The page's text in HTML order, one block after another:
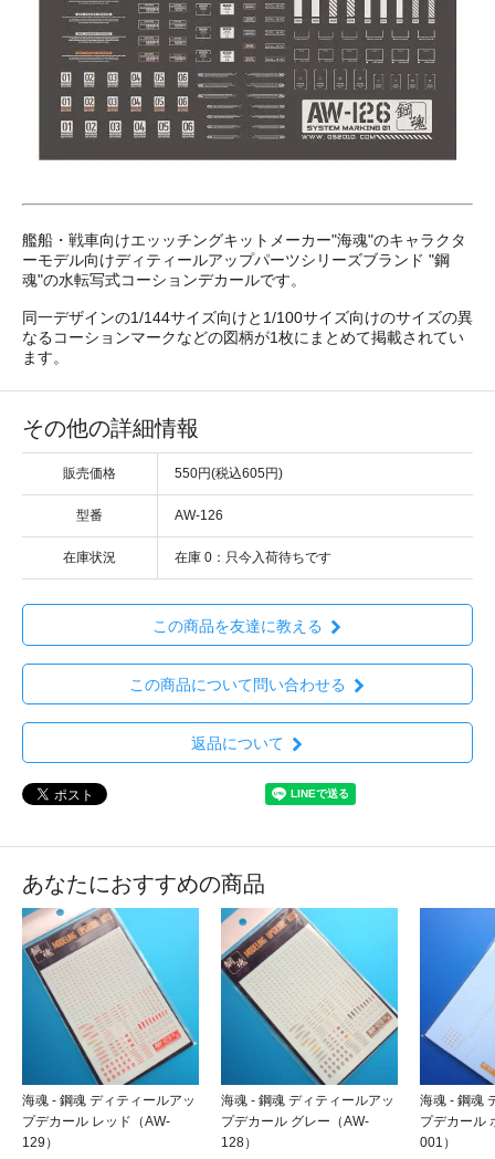
艦船・戦車向けエッッチングキットメーカー"海魂"のキャラクタ
ーモデル向けディティールアップパーツシリーズブランド "鋼
魂"の水転写式コーションデカールです。
同一デザインの1/144サイズ向けと1/100サイズ向けのサイズの異
なるコーションマークなどの図柄が1枚にまとめて掲載されてい
ます。
その他の詳細情報
販売価格 550円(税込605円)
型番 AW-126
在庫状況 在庫 0：只今入荷待ちです
この商品を友達に教える
この商品について問い合わせる
返品について
あなたにおすすめの商品
海魂 - 鋼魂 ディティールアッ
プデカール レッド（AW-
129）
海魂 - 鋼魂 ディティールアッ
プデカール グレー（AW-
128）
海魂 - 鋼魂
プデカール
001）